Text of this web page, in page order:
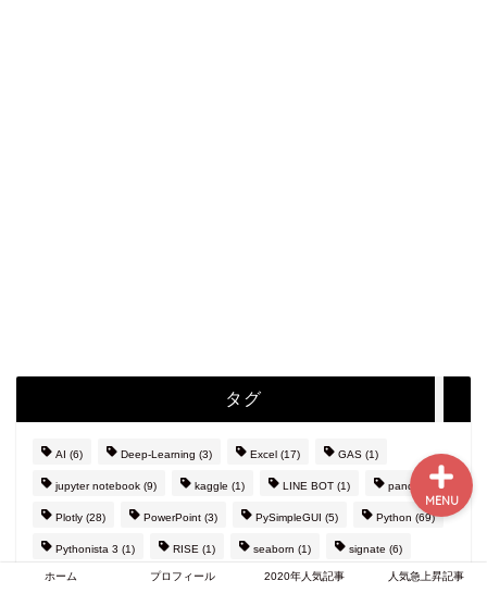
タグ
AI (6) Deep-Learning (3) Excel (17) GAS (1)
jupyter notebook (9) kaggle (1) LINE BOT (1) pandas (6)
Plotly (28) PowerPoint (3) PySimpleGUI (5) Python (69)
Pythonista 3 (1) RISE (1) seaborn (1) signate (6)
Streamlit SwiftUI(1) tkinter(1) VBA
ホーム プロフィール 2020年人気記事 人気急上昇記事
MENU
人気急上昇記事